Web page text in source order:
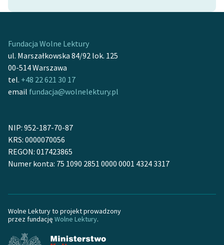
feministycznej
Kolekcje edukacyjne
twórców przechodzących
do domeny publicznej,
lektur szkolnych oraz
Starego Testamentu
Szkoła Poezji Wolnych
Lektur
O nas
O projekcie
Fundacja Wolne Lektury
ul. Marszałkowska 84/92 lok. 125
00-514 Warszawa
tel. +48 22 621 30 17
email fundacja@wolnelektury.pl
NIP: 952-187-70-87
KRS: 0000070056
REGON: 017423865
Numer konta: 75 1090 2851 0000 0001 4324 3317
Wolne Lektury to projekt prowadzony
przez fundację Wolne Lektury.